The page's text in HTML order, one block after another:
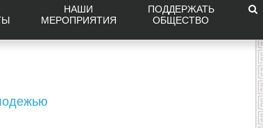
НАШИ
МЕРОПРИЯТИЯ
ПОДДЕРЖАТЬ
ОБЩЕСТВО